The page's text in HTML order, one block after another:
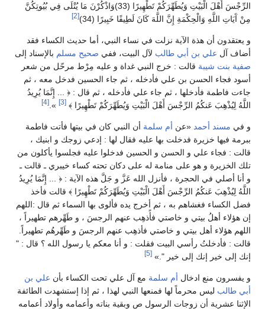
الرِّجْسَ أَهْلَ الْبَيْتِ وَيُطَهِّرَكُمْ تَطْهِيرًا (33)وَاذْكُرْنَ مَا يُتْلَى فِي بُيُوتِكُنَّ
مِنْ آَيَاتِ اللَّهِ وَالْحِكْمَةِ إِنَّ اللَّهَ كَانَ لَطِيفًا خَبِيرًا (34)
[2]
و يعتقدون أن هذة الآية نزلت في نساء النبي، أما حديث الكساء فقد
أضاف آل علي بن أبي طالب لآل البيت، ففي صحيح مسلم بالإسناد إلى
صفية بنت شيبة قالت : خرج النبي غداة و عليه مِرْط مرحّل من شعر
أسود فجاء الحسن بن علي فأدخله ، ثم جاء الحسين فدخل معه ، ثم
جاءت فاطمة فأدخلها ، ثم جاء علي فأدخله ، ثم قال : ﴿ ... إِنَّمَا يُرِيدُ
اللَّهُ لِيُذْهِبَ عَنكُمُ الرِّجْسَ أَهْلَ الْبَيْتِ وَيُطَهِّرَكُمْ تَطْهِيرًا ﴾ [3]
».
[4]
و في مسند أحمد «عن أم سلمة أن النبي كان في بيتها فأتت فاطمة
ببرمة فيها خزيرة فدخلت بها عليه فقال لها : إدعي زوجك و ابنيك ،
قالت : فجاء علي و الحسن و الحسين فدخلوا عليه فجلسوا يأكلون من
تلك الخزيرة و هو على منامة له على دكان تحته كساء خيبري ـ قالت ـ
و أنا أصلي في الحجرة ، فأنزل الله عَزَّ و جَلَّ هذه الآية : ﴿ ... إِنَّمَا يُرِيدُ
اللَّهُ لِيُذْهِبَ عَنكُمُ الرِّجْسَ أَهْلَ الْبَيْتِ وَيُطَهِّرَكُمْ تَطْهِيرًا ﴾ قالت فأخذ
فضل الكساء فغشاهم به ، ثم أخرج يده فألوى بها السماء ثم قال :اللهم
إن هؤلاء أهلُ بيتي و خاصتي فأًذهِب عنهم الرجسَ ، و طَهِّرهم تطهيراً ،
اللهم هؤلاء أهل بيتي و خاصتي فأذهِب عنهم الرجسَ و طَهِّرهُم تطهيراً.
قالت : فأدخلتُ رأسي البيت فقلت : و أنا معكم يا رسول الله ؟ قال : "
إنك إلى خير إنك إلى خير ".» [5]
و يفسرون منع ادخال أم سلمة مع آل علي تحت الكساء بأن علي بن
أبي طالب ليس محرماً لها فمنعها النبي لهذا ، ثم إذا إستشهدت الطائفة
الإثنا عشرية أن زوجات الرسول ص وبقية بناته وأعمامه وأولاد أعمامه